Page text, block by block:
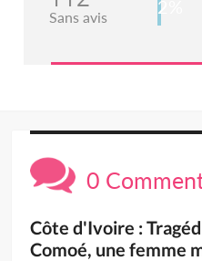
Sans avis 2%
0
Côte d'Ivoire :
Comoé, une femme